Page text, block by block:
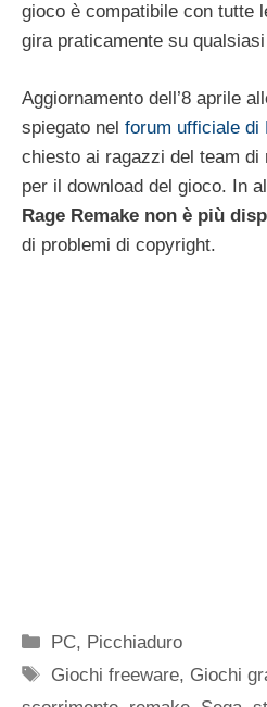
gioco è compatibile con tutte
gira praticamente su
Aggiornamento dell’8 aprile
spiegato nel forum ufficiale di
chiesto ai ragazzi del team
per il download del gioco. In
Rage Remake non è più
di problemi di copyright.
Categorie
PC, Picchiaduro
Tag
Giochi freeware, Giochi